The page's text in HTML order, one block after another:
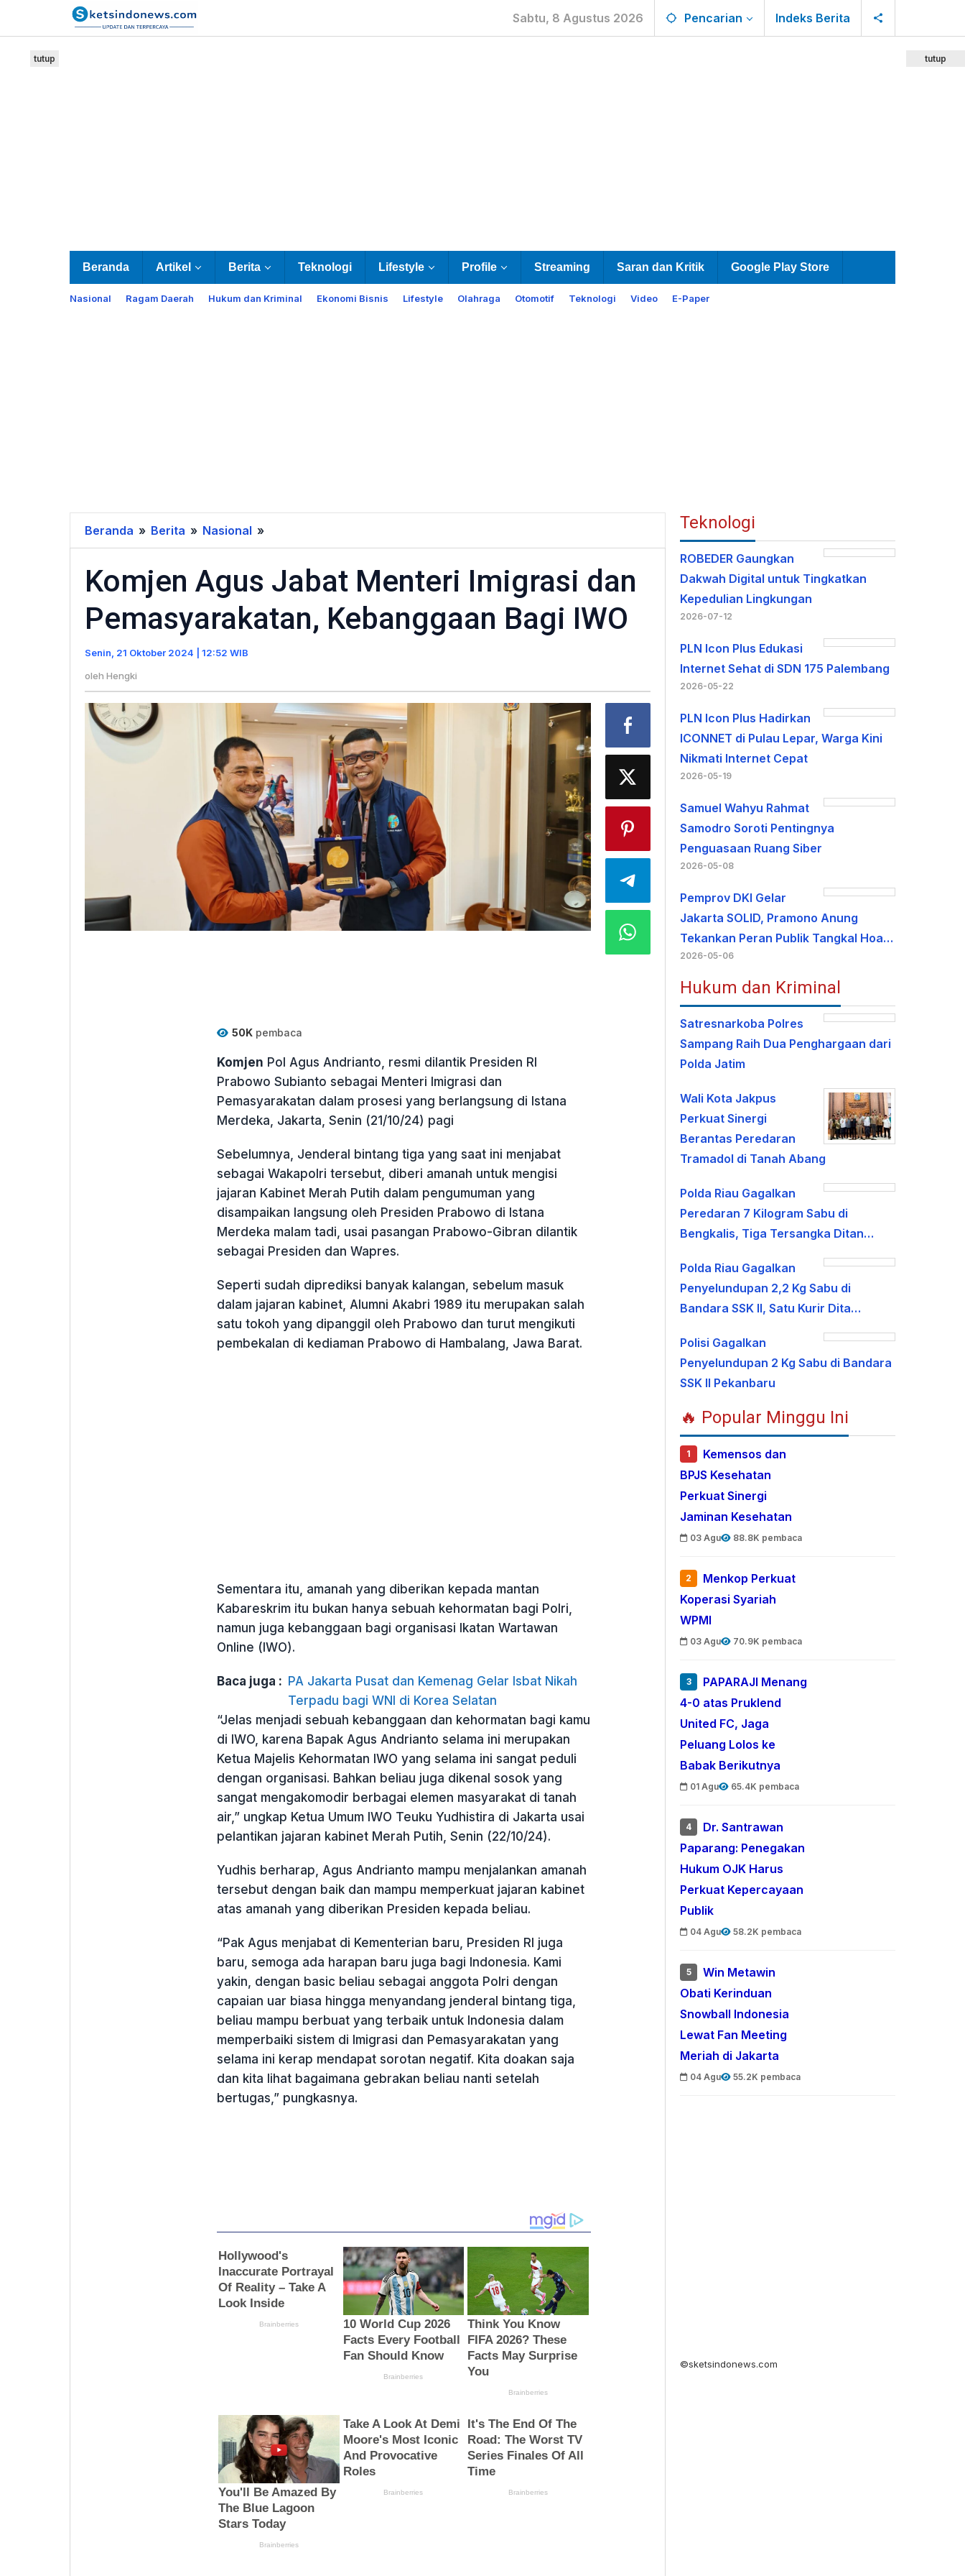
Sabtu, 8 Agustus 2026 Pencarian Indeks Berita
Beranda Artikel Berita Teknologi Lifestyle Profile Streaming Saran dan Kritik Google Play Store
Nasional Ragam Daerah Hukum dan Kriminal Ekonomi Bisnis Lifestyle Olahraga Otomotif Teknologi Video E-Paper
tutup tutup
Beranda » Berita » Nasional »
Agus
Jabat
Menteri
Imigrasi
dan
Bagi
IWO
Komjen Agus Jabat Menteri Imigrasi dan
Pemasyarakatan, Kebanggaan Bagi IWO
Senin, 21 Oktober 2024 | 12:52 WIB
oleh Hengki
50Kpembaca
Komjen Pol Agus Andrianto, resmi dilantik Presiden RI
Prabowo Subianto sebagai Menteri Imigrasi dan
Pemasyarakatan dalam prosesi yang berlangsung di Istana
Merdeka, Jakarta, Senin (21/10/24) pagi
Sebelumnya, Jenderal bintang tiga yang saat ini menjabat
sebagai Wakapolri tersebut, diberi amanah untuk mengisi
jajaran Kabinet Merah Putih dalam pengumuman yang
disampaikan langsung oleh Presiden Prabowo di Istana
Merdeka malam tadi, usai pasangan Prabowo-Gibran dilantik
sebagai Presiden dan Wapres.
Seperti sudah diprediksi banyak kalangan, sebelum masuk
dalam jajaran kabinet, Alumni Akabri 1989 itu merupakan salah
satu tokoh yang dipanggil oleh Prabowo dan turut mengikuti
pembekalan di kediaman Prabowo di Hambalang, Jawa Barat.
Sementara itu, amanah yang diberikan kepada mantan
Kabareskrim itu bukan hanya sebuah kehormatan bagi Polri,
namun juga kebanggaan bagi organisasi Ikatan Wartawan
Online (IWO).
Baca juga : PA Jakarta Pusat dan Kemenag Gelar Isbat Nikah
Terpadu bagi WNI di Korea Selatan
“Jelas menjadi sebuah kebanggaan dan kehormatan bagi kamu
di IWO, karena Bapak Agus Andrianto selama ini merupakan
Ketua Majelis Kehormatan IWO yang selama ini sangat peduli
dengan organisasi. Bahkan beliau juga dikenal sosok yang
sangat mengakomodir berbagai elemen masyarakat di tanah
air,” ungkap Ketua Umum IWO Teuku Yudhistira di Jakarta usai
pelantikan jajaran kabinet Merah Putih, Senin (22/10/24).
Yudhis berharap, Agus Andrianto mampu menjalankan amanah
tersebut dengan baik dan mampu memperkuat jajaran kabinet
atas amanah yang diberikan Presiden kepada beliau.
“Pak Agus menjabat di Kementerian baru, Presiden RI juga
baru, semoga ada harapan baru juga bagi Indonesia. Kami
yakin, dengan basic beliau sebagai anggota Polri dengan
capaian uar biasa hingga menyandang jenderal bintang tiga,
beliau mampu berbuat yang terbaik untuk Indonesia dalam
memperbaiki sistem di Imigrasi dan Pemasyarakatan yang
selama ini kerap mendapat sorotan negatif. Kita doakan saja
dan kita lihat bagaimana gebrakan beliau nanti setelah
bertugas,” pungkasnya.
Teknologi
ROBEDER Gaungkan
Dakwah Digital untuk Tingkatkan
Kepedulian Lingkungan
2026-07-12
PLN Icon Plus Edukasi
Internet Sehat di SDN 175 Palembang
2026-05-22
PLN Icon Plus Hadirkan
ICONNET di Pulau Lepar, Warga Kini
Nikmati Internet Cepat
2026-05-19
Samuel Wahyu Rahmat
Samodro Soroti Pentingnya
Penguasaan Ruang Siber
2026-05-08
Pemprov DKI Gelar
Jakarta SOLID, Pramono Anung
Tekankan Peran Publik Tangkal Hoa…
2026-05-06
Hukum dan Kriminal
Satresnarkoba Polres
Sampang Raih Dua Penghargaan dari
Polda Jatim
Wali Kota Jakpus
Perkuat Sinergi
Berantas Peredaran
Tramadol di Tanah Abang
Polda Riau Gagalkan
Peredaran 7 Kilogram Sabu di
Bengkalis, Tiga Tersangka Ditan…
Polda Riau Gagalkan
Penyelundupan 2,2 Kg Sabu di
Bandara SSK II, Satu Kurir Dita…
Polisi Gagalkan
Penyelundupan 2 Kg Sabu di Bandara
SSK II Pekanbaru
🔥 Popular Minggu Ini
1
Kemensos dan
BPJS Kesehatan
Perkuat Sinergi
Jaminan Kesehatan
03 Agu 88.8K pembaca
2
Menkop Perkuat
Koperasi Syariah
WPMI
03 Agu 70.9K pembaca
3
PAPARAJI Menang
4-0 atas Pruklend
United FC, Jaga
Peluang Lolos ke
Babak Berikutnya
01 Agu 65.4K pembaca
4
Dr. Santrawan
Paparang: Penegakan
Hukum OJK Harus
Perkuat Kepercayaan
Publik
04 Agu 58.2K pembaca
5
Win Metawin
Obati Kerinduan
Snowball Indonesia
Lewat Fan Meeting
Meriah di Jakarta
04 Agu 55.2K pembaca
©sketsindonews.com